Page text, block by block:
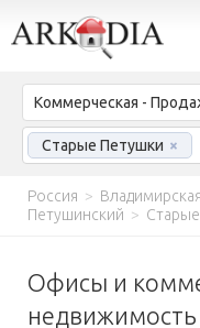
Коммерческая -
Старые Петушки ×
Россия >
Петушинский >
Офисы и